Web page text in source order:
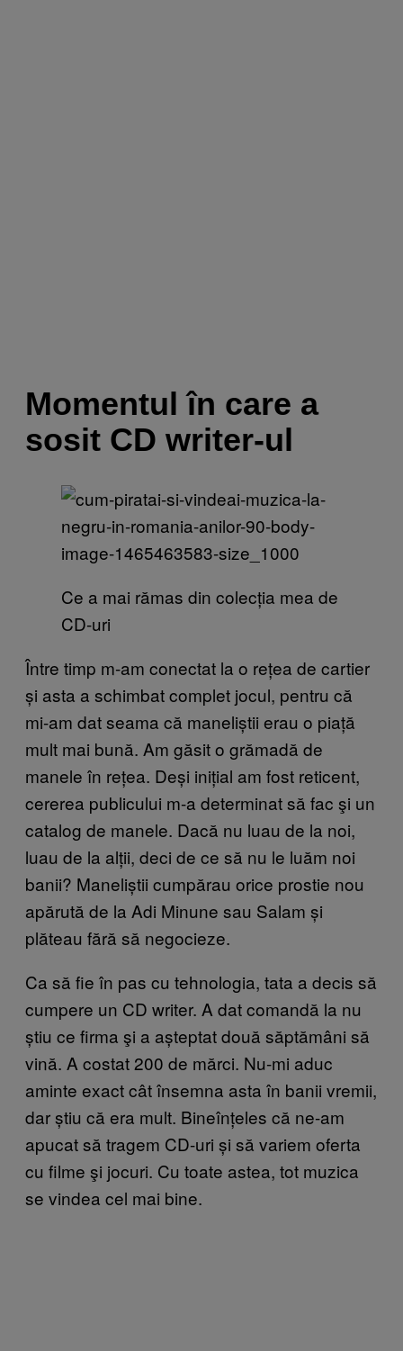
Momentul în care a
sosit CD writer-ul
Ce a mai rămas din colecția mea de
CD-uri
Între timp m-am conectat la o rețea de cartier
și asta a schimbat complet jocul, pentru că
mi-am dat seama că maneliștii erau o piață
mult mai bună. Am găsit o grămadă de
manele în rețea. Deși inițial am fost reticent,
cererea publicului m-a determinat să fac şi un
catalog de manele. Dacă nu luau de la noi,
luau de la alții, deci de ce să nu le luăm noi
banii? Maneliștii cumpărau orice prostie nou
apărută de la Adi Minune sau Salam și
plăteau fără să negocieze.
Ca să fie în pas cu tehnologia, tata a decis să
cumpere un CD writer. A dat comandă la nu
știu ce firma şi a așteptat două săptămâni să
vină. A costat 200 de mărci. Nu-mi aduc
aminte exact cât însemna asta în banii vremii,
dar știu că era mult. Bineînțeles că ne-am
apucat să tragem CD-uri și să variem oferta
cu filme şi jocuri. Cu toate astea, tot muzica
se vindea cel mai bine.